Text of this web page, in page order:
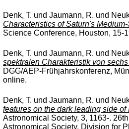
Denk, T. undJaumann, R. und
Characteristics of Saturn's
Science Conference, Houston, 15-
Denk, T. undJaumann, R. und
spektralen Charakteristik von
DGG/AEP-Frühjahrskonferenz,
online.
Denk, T. undJaumann, R. und
features on the dark leading side of
Astronomical Society, 3, 1163-.
Astronomical Society, Division for